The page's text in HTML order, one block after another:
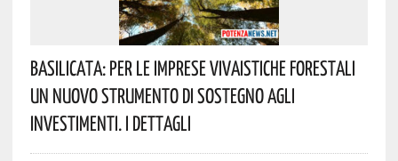
Basilicata: Per Le Imprese Vivaistiche Forestali
Un Nuovo Strumento Di Sostegno Agli
Investimenti. I Dettagli